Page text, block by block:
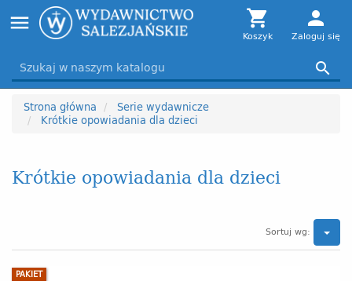
navigation
menu 
Koszyk
person
Zaloguj się

Strona główna
Serie wydawnicze
Krótkie opowiadania dla dzieci
Krótkie opowiadania dla dzieci
Sortuj wg:
PAKIET